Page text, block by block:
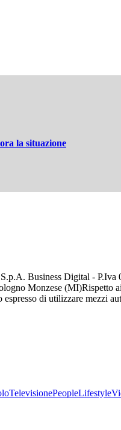
la situazione
Business Digital - P.Iva
Monzese (MI)Rispetto
di utilizzare mezzi
TelevisionePeopleLifestyle